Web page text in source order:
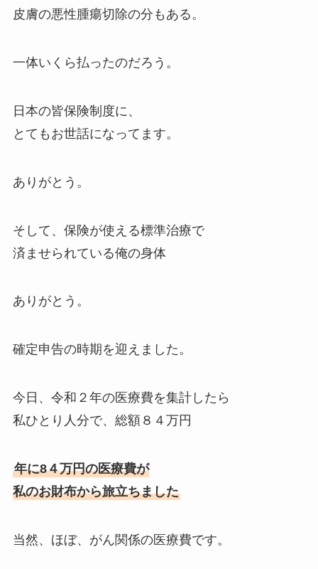
皮膚の悪性腫瘍切除の分もある。
一体いくら払ったのだろう。
日本の皆保険制度に、
とてもお世話になってます。
ありがとう。
そして、保険が使える標準治療で
済ませられている俺の身体
ありがとう。
確定申告の時期を迎えました。
今日、令和２年の医療費を集計したら
私ひとり人分で、総額８４万円
年に8４万円の医療費が
私のお財布から旅立ちました
当然、ほぼ、がん関係の医療費です。